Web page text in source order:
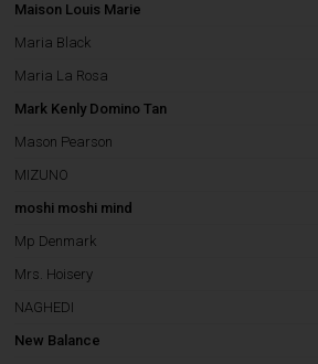
Maison Louis Marie
Maria Black
Maria La Rosa
Mark Kenly Domino Tan
Mason Pearson
MIZUNO
moshi moshi mind
Mp Denmark
Mrs. Hoisery
NAGHEDI
New Balance